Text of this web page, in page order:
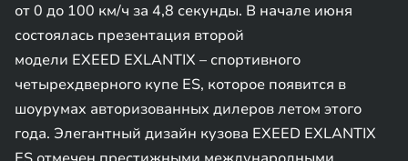
от 0 до 100 км/ч за 4,8 секунды. В начале июня
состоялась презентация второй
модели EXEED EXLANTIX – спортивного
четырехдверного купе ES, которое появится в
шоурумах авторизованных дилеров летом этого
года. Элегантный дизайн кузова EXEED EXLANTIX